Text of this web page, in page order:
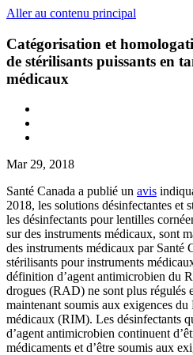
Aller au contenu principal
Catégorisation et
de stérilisants puissants en
médicaux
Mar 29, 2018
Santé Canada a publié un avis
2018, les solutions désinfectantes et
les désinfectants pour lentilles
sur des instruments médicaux, sont
des instruments médicaux par Santé
stérilisants pour instruments
définition d’agent antimicrobien du
drogues (RAD) ne sont plus régulés
maintenant soumis aux exigences
médicaux (RIM). Les désinfectants
d’agent antimicrobien continuent
médicaments et d’être soumis aux